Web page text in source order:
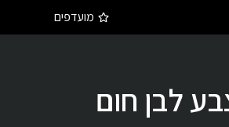
מועדפים
לבן חום